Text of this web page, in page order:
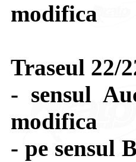
modifica
Traseul 22/
- sensul
modifica
- pe sensul